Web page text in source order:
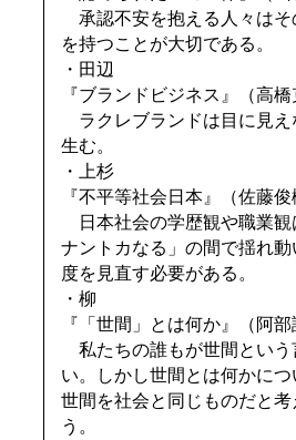
承認不安を抱える人々はそ
を持つことが大切である。
・田辺
『ブランドビジネス』（高
ラクレブランドは目に見え
生む。
・上杉
『不平等社会日本』（佐藤
日本社会の学歴観や職業観
ナントカなる」の間で揺れ
度を見直す必要がある。
・柳
『「世間」とは何か』（阿
私たちの誰もが世間という
い。しかし世間とは何かに
世間を社会と同じものだと
う。